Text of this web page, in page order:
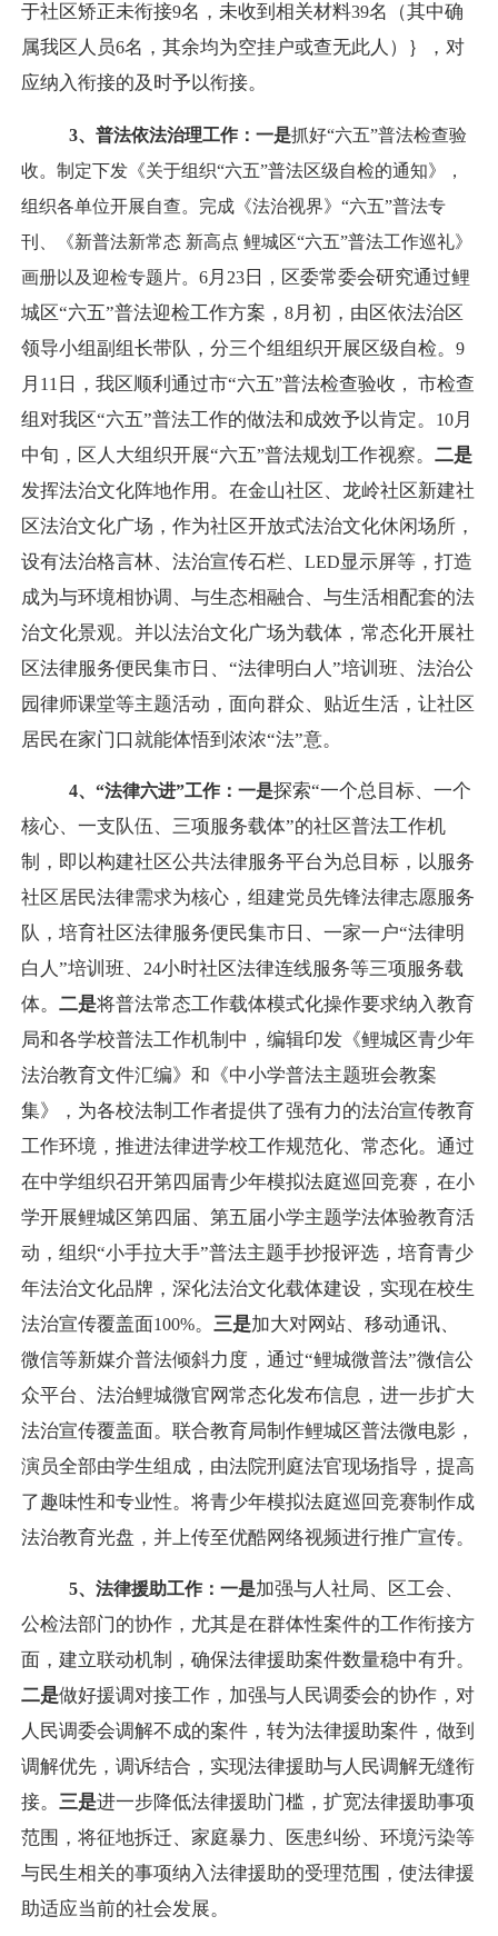
于社区矫正未衔接9名，未收到相关材料39名（其中确
属我区人员6名，其余均为空挂户或查无此人）｝，对
应纳入衔接的及时予以衔接。
3、普法依法治理工作： 一是抓好“六五”普法检查验
收。制定下发《关于组织“六五”普法区级自检的通知》，
组织各单位开展自查。完成《法治视界》“六五”普法专
刊、《新普法新常态 新高点 鲤城区“六五”普法工作巡礼》
画册以及迎检专题片。 6月 23 日 ， 区委常委会研究通过鲤
城区“六五”普法迎检工作方案， 8月初，由区依法治区
领导小组副组长带队，分三个组组织开展区级自检。 9
月 11 日，我区顺利通过市“六五”普法检查验收 ， 市检查
组对我区“六五”普法工作的做法和成效予以肯定。
10月
中旬，区人大组织开展“六五”普法规划工作视察。 二是
发挥法治文化阵地作用。在金山社区、龙岭社区新建社
区法治文化广场，作为社区开放式法治文化休闲场所，
设有法治格言林、法治宣传石栏、 LED显示屏等，打造
成为与环境相协调、与生态相融合、与生活相配套的法
治文化景观。并以法治文化广场为载体，常态化开展社
区法律服务便民集市日、“法律明白人”培训班、法治公
园律师课堂等主题活动，面向群众、贴近生活，让社区
居民在家门口就能体悟到浓浓“法”意。
4、“法律六进”工作： 一是探索“一个总目标、一个
核心、一支队伍、三项服务载体”的社区普法工作机
制，即以构建社区公共法律服务平台为总目标，以服务
社区居民法律需求为核心，组建党员先锋法律志愿服务
队，培育社区法律服务便民集市日、一家一户“法律明
白人”培训班、
24小时社区法律连线服务等三项服务载
体。 二是将普法常态工作载体模式化操作要求纳入教育
局和各学校普法工作机制中，编辑印发《鲤城区青少年
法治教育文件汇编》和《中小学普法主题班会教案
集》，为各校法制工作者提供了强有力的法治宣传教育
工作环境，推进法律进学校工作规范化、常态化。通过
在中学组织召开第四届青少年模拟法庭巡回竞赛，在小
学开展鲤城区第四届、第五届小学主题学法体验教育活
动，组织“小手拉大手”普法主题手抄报评选，培育青少
年法治文化品牌，深化法治文化载体建设，实现在校生
法治宣传覆盖面100%。 三是加大对网站、移动通讯、
微信等新媒介普法倾斜力度，通过“鲤城微普法”微信公
众平台、法治鲤城微官网常态化发布信息，进一步扩大
法治宣传覆盖面。联合教育局制作鲤城区普法微电影，
演员全部由学生组成，由法院刑庭法官现场指导，提高
了趣味性和专业性。将青少年模拟法庭巡回竞赛制作成
法治教育光盘，并上传至优酷网络视频进行推广宣传。
5、法律援助工作： 一是加强与人社局、区工会、
公检法部门的协作，尤其是在群体性案件的工作衔接方
面，建立联动机制，确保法律援助案件数量稳中有升。
二是做好援调对接工作，加强与人民调委会的协作，对
人民调委会调解不成的案件，转为法律援助案件，做到
调解优先，调诉结合，实现法律援助与人民调解无缝衔
接。 三是进一步降低法律援助门槛，扩宽法律援助事项
范围，将征地拆迁、家庭暴力、医患纠纷、环境污染等
与民生相关的事项纳入法律援助的受理范围，使法律援
助适应当前的社会发展。